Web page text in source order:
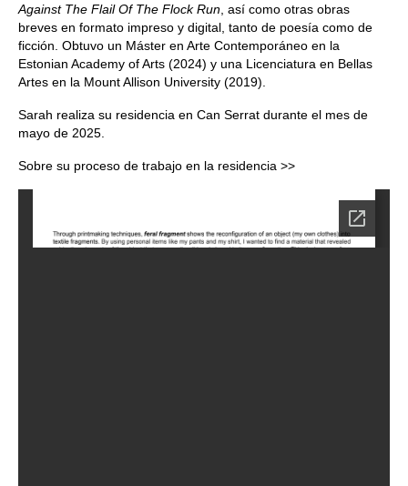
Against The Flail Of The Flock Run , así como otras obras
breves en formato impreso y digital, tanto de poesía como de
ficción. Obtuvo un Máster en Arte Contemporáneo en la
Estonian Academy of Arts (2024) y una Licenciatura en Bellas
Artes en la Mount Allison University (2019).
Sarah realiza su residencia en Can Serrat durante el mes de
mayo de 2025.
Sobre su proceso de trabajo en la residencia >>